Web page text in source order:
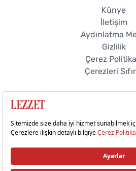
Künye
İletişim
Aydınlatma
Gizlilik
Çerez
Çerezleri
© 2026 Lezzet Online. Tüm